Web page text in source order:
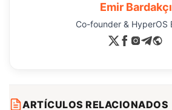
Emir Bardakçı
Co-founder & HyperOS
ARTÍCULOS RELACIONADOS